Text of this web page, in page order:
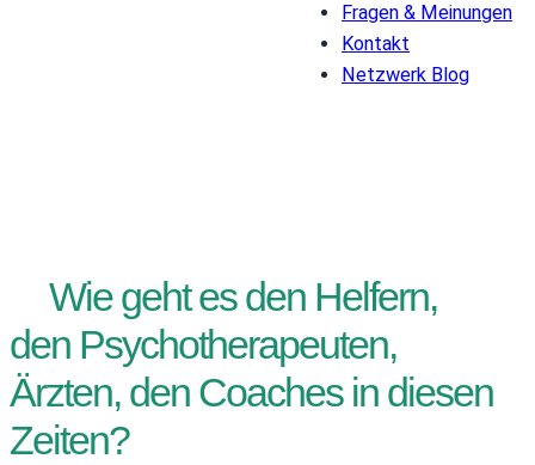
Fragen & Meinungen
Kontakt
Netzwerk Blog
Wie geht es den Helfern,
den Psychotherapeuten,
Ärzten, den Coaches in diesen
Zeiten?